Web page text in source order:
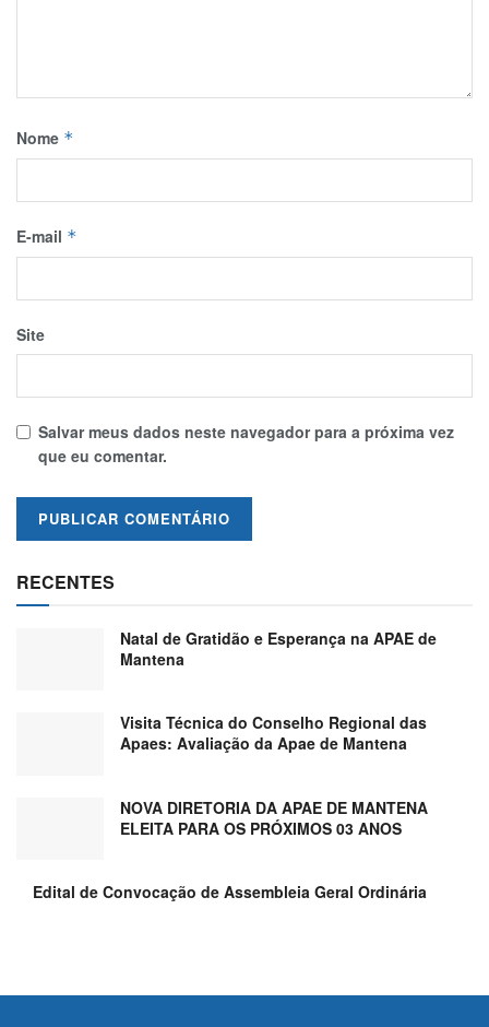
Nome *
E-mail *
Site
Salvar meus dados neste navegador para a próxima vez
que eu comentar.
RECENTES
Natal de Gratidão e Esperança na APAE de
Mantena
Visita Técnica do Conselho Regional das
Apaes: Avaliação da Apae de Mantena
NOVA DIRETORIA DA APAE DE MANTENA
ELEITA PARA OS PRÓXIMOS 03 ANOS
Edital de Convocação de Assembleia Geral Ordinária